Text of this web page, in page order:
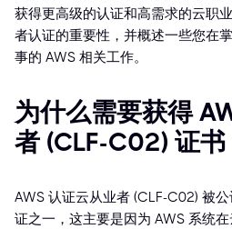
获得更高级的认证和高需求的云职
者认证的重要性，并概述一些您在
事的 AWS 相关工作。
为什么需要获得
者 (CLF-C02) 证书
AWS 认证云从业者 (CLF-C02) 被
证之一，这主要是因为 AWS 系统在